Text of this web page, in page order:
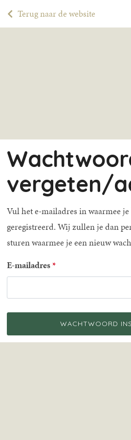
Terug naar de website
vergeten/
Vul het e-mailadres in waarmee
geregistreerd. Wij zullen je dan
sturen waarmee je een nieuw
E-mailadres
WACHTWOORD